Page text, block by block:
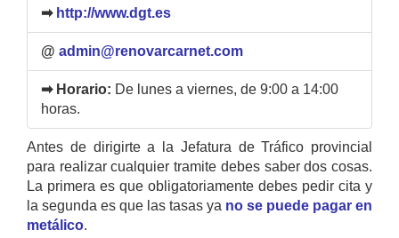
➡ http://www.dgt.es
@ admin@renovarcarnet.com
➡ Horario: De lunes a viernes, de 9:00 a 14:00
horas.
Antes de dirigirte a la Jefatura de Tráfico provincial
para realizar cualquier tramite debes saber dos cosas.
La primera es que obligatoriamente debes pedir cita y
la segunda es que las tasas ya no se puede pagar en
metálico.